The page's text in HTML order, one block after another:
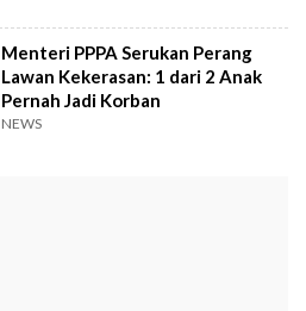
Menteri PPPA Serukan Perang
Lawan Kekerasan: 1 dari 2 Anak
Pernah Jadi Korban
NEWS